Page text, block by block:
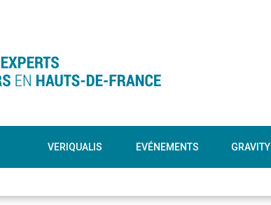
VERIQUALIS EVÉNEMENTS GRAVITY